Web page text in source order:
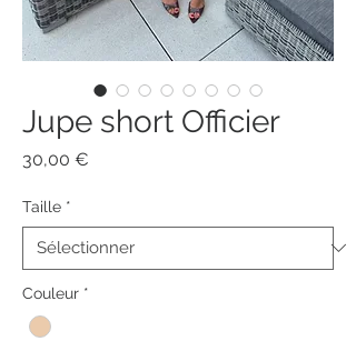
Jupe short Officier
30,00 €
Taille *
Couleur *